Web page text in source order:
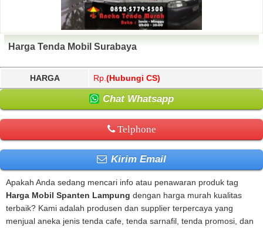
Harga Tenda Mobil Surabaya
HARGA Rp. (Hubungi CS)
Chat Whatsapp
Telphone
Kirim Email
Apakah Anda sedang mencari info atau penawaran produk tag
Harga Mobil Spanten Lampung dengan harga murah kualitas
terbaik? Kami adalah produsen dan supplier terpercaya yang
menjual aneka jenis tenda cafe, tenda sarnafil, tenda promosi, dan